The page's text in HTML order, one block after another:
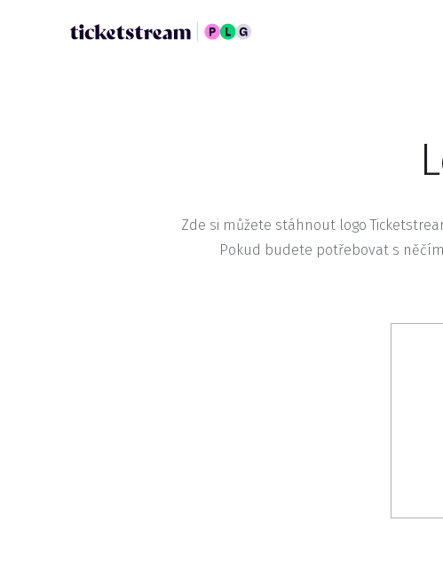
Zde si můžete stáhnout logo
Pokud budete potřebovat s